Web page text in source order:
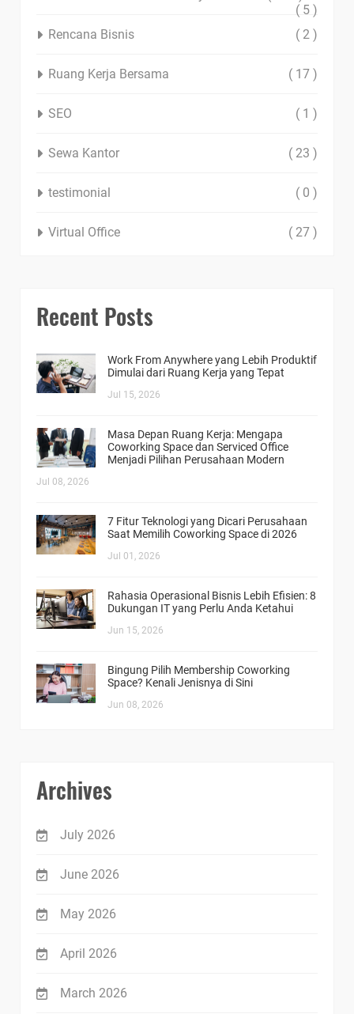
( 5 )
Rencana Bisnis
( 2 )
Ruang Kerja Bersama ( 17 )
SEO ( 1 )
Sewa Kantor ( 23 )
testimonial ( 0 )
Virtual Office ( 27 )
Recent Posts
Work From Anywhere yang Lebih Produktif
Dimulai dari Ruang Kerja yang Tepat
Jul 15, 2026
Masa Depan Ruang Kerja: Mengapa
Coworking Space dan Serviced Office
Menjadi Pilihan Perusahaan Modern
Jul 08, 2026
7 Fitur Teknologi yang Dicari Perusahaan
Saat Memilih Coworking Space di 2026
Jul 01, 2026
Rahasia Operasional Bisnis Lebih Efisien: 8
Dukungan IT yang Perlu Anda Ketahui
Jun 15, 2026
Bingung Pilih Membership Coworking
Space? Kenali Jenisnya di Sini
Jun 08, 2026
Archives
July 2026
June 2026
May 2026
April 2026
March 2026